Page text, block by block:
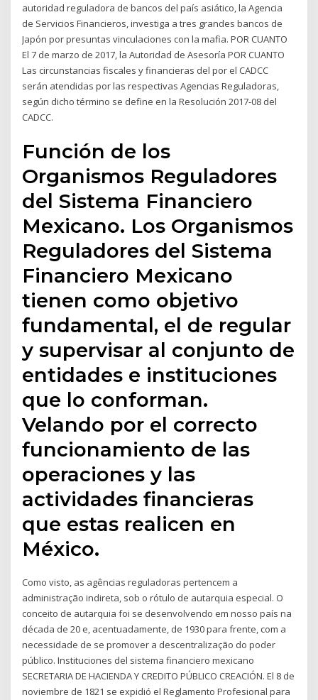
autoridad reguladora de bancos del país asiático, la Agencia
de Servicios Financieros, investiga a tres grandes bancos de
Japón por presuntas vinculaciones con la mafia. POR CUANTO
El 7 de marzo de 2017, la Autoridad de Asesoría POR CUANTO
Las circunstancias fiscales y financieras del por el CADCC
serán atendidas por las respectivas Agencias Reguladoras,
según dicho término se define en la Resolución 2017-08 del
CADCC.
Función de los
Organismos Reguladores
del Sistema Financiero
Mexicano. Los Organismos
Reguladores del Sistema
Financiero Mexicano
tienen como objetivo
fundamental, el de regular
y supervisar al conjunto de
entidades e instituciones
que lo conforman.
Velando por el correcto
funcionamiento de las
operaciones y las
actividades financieras
que estas realicen en
México.
Como visto, as agências reguladoras pertencem a
administração indireta, sob o rótulo de autarquia especial. O
conceito de autarquia foi se desenvolvendo em nosso país na
década de 20 e, acentuadamente, de 1930 para frente, com a
necessidade de se promover a descentralização do poder
público. Instituciones del sistema financiero mexicano
SECRETARIA DE HACIENDA Y CREDITO PÚBLICO CREACIÓN. El 8 de
noviembre de 1821 se expidió el Reglamento Profesional para